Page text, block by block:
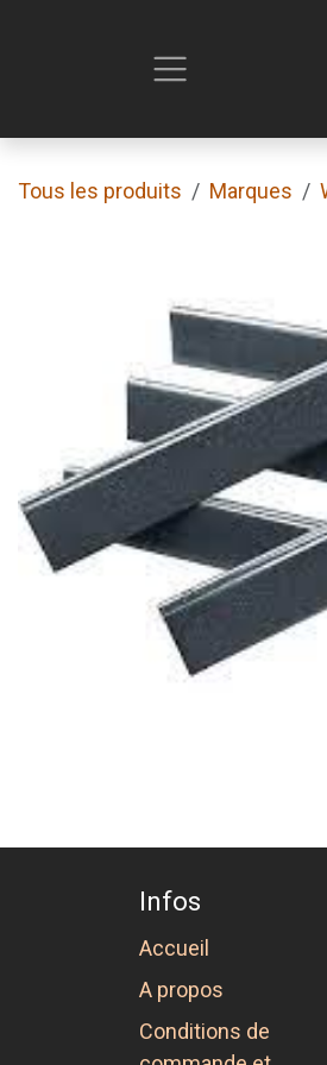
Tous les produits Marques
Infos
Accueil
A propos
Conditions de